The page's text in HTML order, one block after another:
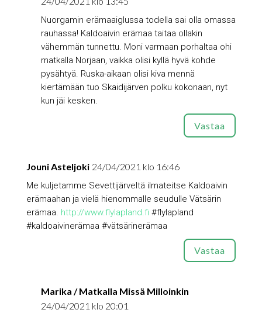
Nuorgamin erämaaiglussa todella sai olla omassa
rauhassa! Kaldoaivin erämaa taitaa ollakin
vähemmän tunnettu. Moni varmaan porhaltaa ohi
matkalla Norjaan, vaikka olisi kyllä hyvä kohde
pysähtyä. Ruska-aikaan olisi kiva mennä
kiertämään tuo Skaidijärven polku kokonaan, nyt
kun jäi kesken.
Vastaa
Jouni Asteljoki 24/04/2021 klo 16:46
Me kuljetamme Sevettijärveltä ilmateitse Kaldoaivin
erämaahan ja vielä hienommalle seudulle Vätsärin
erämaa. http://www.flylapland.fi #flylapland
#kaldoaivinerämaa #vätsärinerämaa
Vastaa
Marika / Matkalla Missä Milloinkin
24/04/2021 klo 20:01